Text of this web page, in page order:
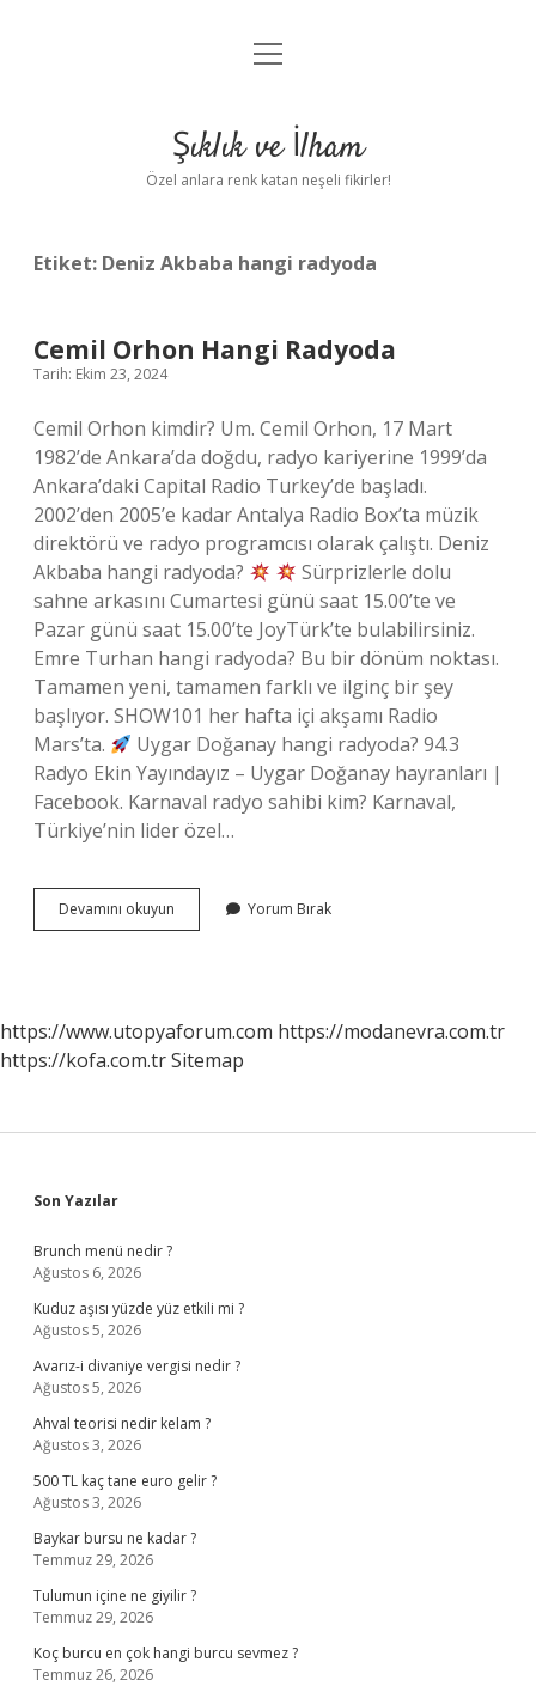
Anasayfa
Yasal Uyarı
menüyü
Şıklık ve İlham
Özel anlara renk katan neşeli fikirler!
Etiket: Deniz Akbaba hangi radyoda
Cemil Orhon Hangi Radyoda
Tarih: Ekim 23, 2024
Cemil Orhon kimdir? Um. Cemil Orhon, 17 Mart
1982’de Ankara’da doğdu, radyo kariyerine 1999’da
Ankara’daki Capital Radio Turkey’de başladı.
2002’den 2005’e kadar Antalya Radio Box’ta müzik
direktörü ve radyo programcısı olarak çalıştı. Deniz
Akbaba hangi radyoda?
Sürprizlerle dolu
sahne arkasını Cumartesi günü saat 15.00’te ve
Pazar günü saat 15.00’te JoyTürk’te bulabilirsiniz.
Emre Turhan hangi radyoda? Bu bir dönüm noktası.
Tamamen yeni, tamamen farklı ve ilginç bir şey
başlıyor. SHOW101 her hafta içi akşamı Radio
Mars’ta.
Uygar Doğanay hangi radyoda? 94.3
Radyo Ekin Yayındayız – Uygar Doğanay hayranları |
Facebook. Karnaval radyo sahibi kim? Karnaval,
Türkiye’nin lider özel…
Devamını okuyun
Orhon
Yorum Bırak
https://www.utopyaforum.com https://modanevra.com.tr
https://kofa.com.trSitemap
Sidebar
Son Yazılar
Brunch menü nedir ?
Ağustos 6, 2026
Kuduz aşısı yüzde yüz etkili mi ?
Ağustos 5, 2026
Avarız-i divaniye vergisi nedir ?
Ağustos 5, 2026
Ahval teorisi nedir kelam ?
Ağustos 3, 2026
500 TL kaç tane euro gelir ?
Ağustos 3, 2026
Baykar bursu ne kadar ?
Temmuz 29, 2026
Tulumun içine ne giyilir ?
Temmuz 29, 2026
Koç burcu en çok hangi burcu sevmez ?
Temmuz 26, 2026